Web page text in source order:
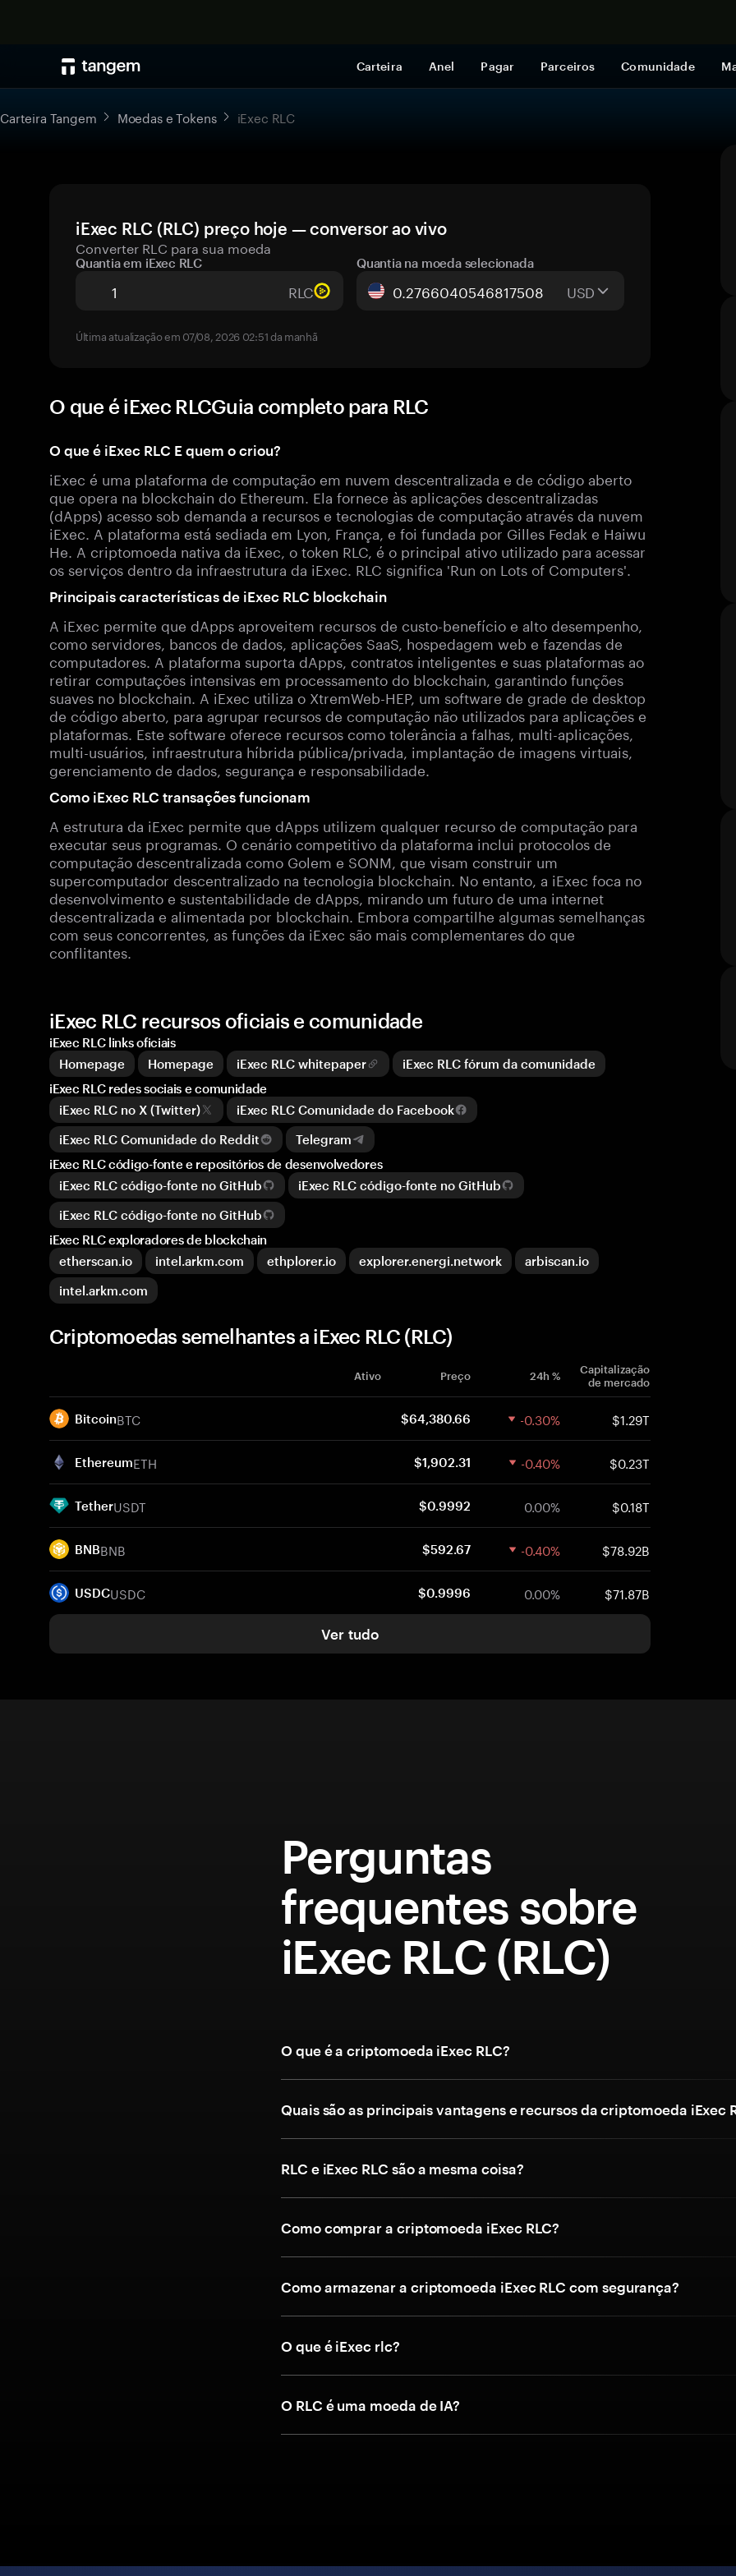
Carteira Anel Pagar Parceiros Comunidade
Carteira Tangem Moedas e Tokens iExec RLC
iExec RLC (RLC) preço hoje — conversor ao vivo
Converter RLC para sua moeda
Quantia em iExec RLC
RLC
Quantia na moeda selecionada
USD
Última atualização em 07/08, 2026 02:51 da manhã
O que é iExec RLCGuia completo para RLC
O que é iExec RLC E quem o criou?
iExec é uma plataforma de computação em nuvem descentralizada e de código aberto
que opera na blockchain do Ethereum. Ela fornece às aplicações descentralizadas
(dApps) acesso sob demanda a recursos e tecnologias de computação através da nuvem
iExec. A plataforma está sediada em Lyon, França, e foi fundada por Gilles Fedak e Haiwu
He. A criptomoeda nativa da iExec, o token RLC, é o principal ativo utilizado para acessar
os serviços dentro da infraestrutura da iExec. RLC significa 'Run on Lots of Computers'.
Principais características de iExec RLC blockchain
A iExec permite que dApps aproveitem recursos de custo-benefício e alto desempenho,
como servidores, bancos de dados, aplicações SaaS, hospedagem web e fazendas de
computadores. A plataforma suporta dApps, contratos inteligentes e suas plataformas ao
retirar computações intensivas em processamento do blockchain, garantindo funções
suaves no blockchain. A iExec utiliza o XtremWeb-HEP, um software de grade de desktop
de código aberto, para agrupar recursos de computação não utilizados para aplicações e
plataformas. Este software oferece recursos como tolerância a falhas, multi-aplicações,
multi-usuários, infraestrutura híbrida pública/privada, implantação de imagens virtuais,
gerenciamento de dados, segurança e responsabilidade.
Como iExec RLC transações funcionam
A estrutura da iExec permite que dApps utilizem qualquer recurso de computação para
executar seus programas. O cenário competitivo da plataforma inclui protocolos de
computação descentralizada como Golem e SONM, que visam construir um
supercomputador descentralizado na tecnologia blockchain. No entanto, a iExec foca no
desenvolvimento e sustentabilidade de dApps, mirando um futuro de uma internet
descentralizada e alimentada por blockchain. Embora compartilhe algumas semelhanças
com seus concorrentes, as funções da iExec são mais complementares do que
conflitantes.
iExec RLC recursos oficiais e comunidade
iExec RLC links oficiais
Homepage
Homepage iExec RLC whitepaper
iExec RLC fórum da comunidade
iExec RLC redes sociais e comunidade
iExec RLC no X (Twitter)
iExec RLC Comunidade do Facebook
iExec RLC Comunidade do Reddit
Telegram
iExec RLC código-fonte e repositórios de desenvolvedores
iExec RLC código-fonte no GitHub
iExec RLC código-fonte no GitHub
iExec RLC código-fonte no GitHub
iExec RLC exploradores de blockchain
etherscan.io
intel.arkm.com ethplorer.io explorer.energi.network
arbiscan.io
intel.arkm.com
Criptomoedas semelhantes a iExec RLC (RLC)
Ativo Preço 24h %
Capitalização
de mercado
BitcoinBTC $64,380.66 -0.30% $1.29T
EthereumETH $1,902.31 -0.40% $0.23T
TetherUSDT $0.9992 0.00% $0.18T
BNBBNB $592.67 -0.40% $78.92B
USDCUSDC $0.9996 0.00% $71.87B
Ver tudo
Perguntas
frequentes sobre
iExec RLC (RLC)
O que é a criptomoeda iExec RLC?
Quais são as principais vantagens e recursos da criptomoeda iExec
RLC e iExec RLC são a mesma coisa?
Como comprar a criptomoeda iExec RLC?
Como armazenar a criptomoeda iExec RLC com segurança?
O que é iExec rlc?
O RLC é uma moeda de IA?